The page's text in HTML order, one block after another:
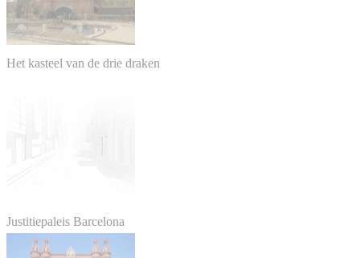
Het kasteel van de drie draken
Justitiepaleis Barcelona